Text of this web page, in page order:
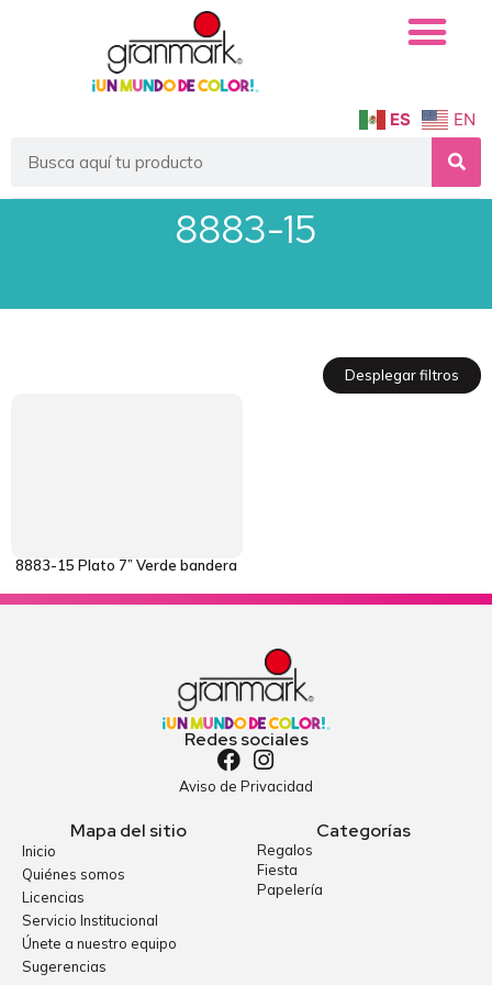
ES EN
8883-15
Desplegar filtros
8883-15 Plato 7” Verde bandera
Redes sociales
Aviso de Privacidad
Mapa del sitio
Inicio
Quiénes somos
Licencias
Servicio Institucional
Únete a nuestro equipo
Sugerencias
Categorías
Regalos
Fiesta
Papelería